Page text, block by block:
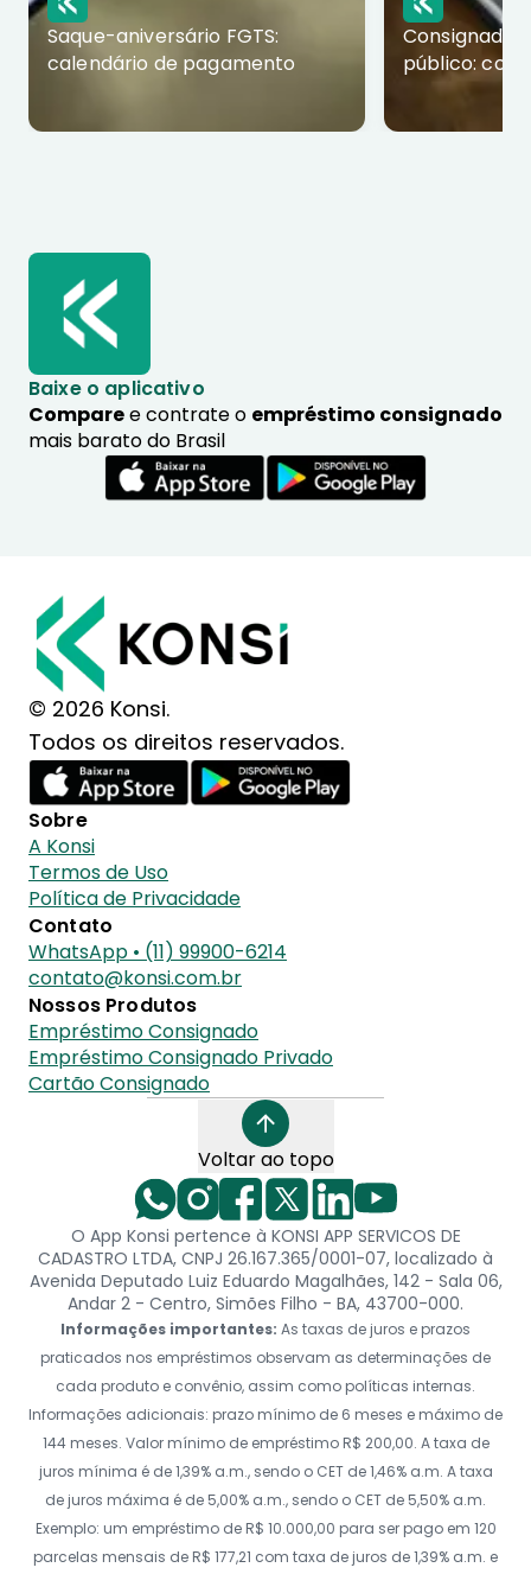
Saque-aniversário FGTS:
calendário de pagamento
Consignado
público:
Baixe o aplicativo
Comparee contrate o empréstimo consignado
mais barato do Brasil
© 2026 Konsi.
Todos os direitos reservados.
Sobre
A Konsi
Termos de Uso
Política de Privacidade
Contato
WhatsApp • (11) 99900-6214
contato@konsi.com.br
Nossos Produtos
Empréstimo Consignado
Empréstimo Consignado Privado
Cartão Consignado
Voltar ao topo
O App Konsi pertence à KONSI APP SERVICOS DE
CADASTRO LTDA, CNPJ 26.167.365/0001-07, localizado à
Avenida Deputado Luiz Eduardo Magalhães, 142 - Sala 06,
Andar 2 - Centro, Simões Filho - BA, 43700-000.
Informações importantes: As taxas de juros e prazos
praticados nos empréstimos observam as determinações de
cada produto e convênio, assim como políticas internas.
Informações adicionais: prazo mínimo de 6 meses e máximo de
144 meses. Valor mínimo de empréstimo R$ 200,00. A taxa de
juros mínima é de 1,39% a.m., sendo o CET de 1,46% a.m. A taxa
de juros máxima é de 5,00% a.m., sendo o CET de 5,50% a.m.
Exemplo: um empréstimo de R$ 10.000,00 para ser pago em 120
parcelas mensais de R$ 177,21 com taxa de juros de 1,39% a.m. e